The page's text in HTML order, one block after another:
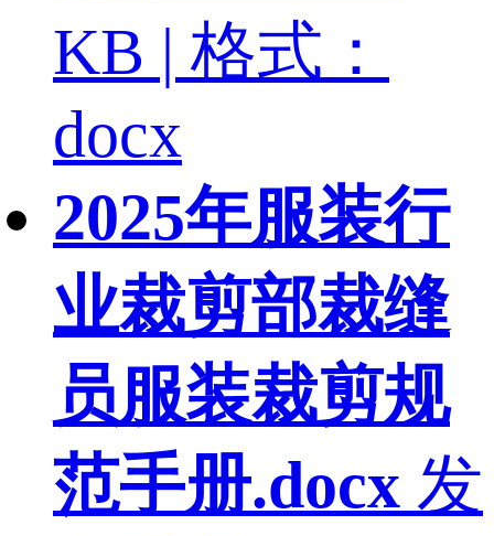
KB | 格式：
docx
2025年服装行
业裁剪部裁缝
员服装裁剪规
范手册.docx 发